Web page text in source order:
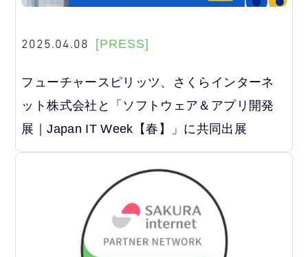
2025.04.08 [PRESS]
フューチャースピリッツ、さくらインターネ
ット株式会社と「ソフトウェア＆アプリ開発
展｜Japan IT Week【春】」に共同出展